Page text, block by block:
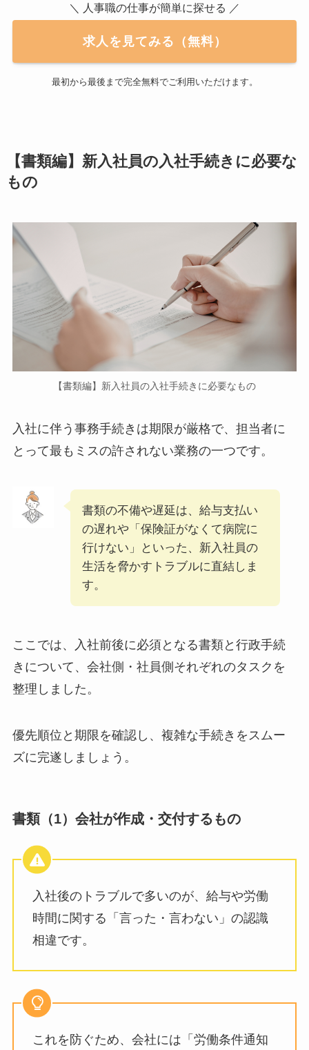
＼ 人事職の仕事が簡単に探せる ／
求人を見てみる（無料）
最初から最後まで完全無料でご利用いただけます。
【書類編】新入社員の入社手続きに必要な
もの
【書類編】新入社員の入社手続きに必要なもの
入社に伴う事務手続きは期限が厳格で、担当者に
とって最もミスの許されない業務の一つです。
書類の不備や遅延は、給与支払い
の遅れや「保険証がなくて病院に
行けない」といった、新入社員の
生活を脅かすトラブルに直結しま
す。
ここでは、入社前後に必須となる書類と行政手続
きについて、会社側・社員側それぞれのタスクを
整理しました。
優先順位と期限を確認し、複雑な手続きをスムー
ズに完遂しましょう。
書類（1）会社が作成・交付するもの
入社後のトラブルで多いのが、給与や労働
時間に関する「言った・言わない」の認識
相違です。
これを防ぐため、会社には「労働条件通知